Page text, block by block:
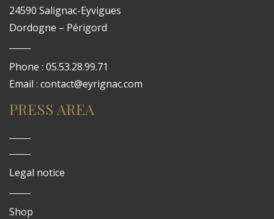
24590 Salignac-Eyvigues
Dordogne – Périgord
Phone : 05.53.28.99.71
Email : contact@eyrignac.com
PRESS AREA
Legal notice
Shop